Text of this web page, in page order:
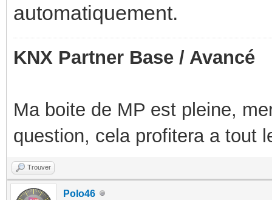
automatiquement.
KNX Partner Base / Avancé
Ma boite de MP est pleine,
question, cela profitera a tout
Trouver
Polo46